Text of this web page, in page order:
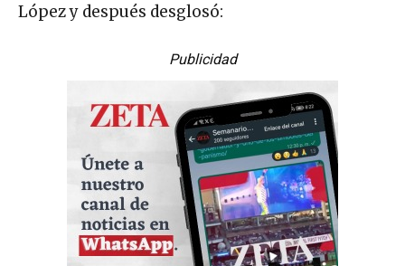
López y después desglosó:
Publicidad